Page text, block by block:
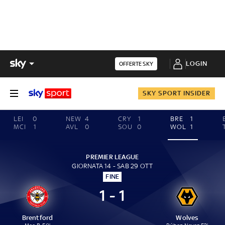
OFFERTE SKY LOGIN
SKY SPORT INSIDER
LEI
0
MCI
1
NEW 4
AVL
0
CRY
1
SOU
0
BRE
1
WOL
1
PREMIER LEAGUE
GIORNATA 14 - SAB 29 OTT
FINE
Brentford
1 - 1
Wolves